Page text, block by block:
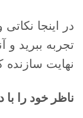
در اینجا
تجربه ببرید و
نهایت سازنده
ناظر خود را